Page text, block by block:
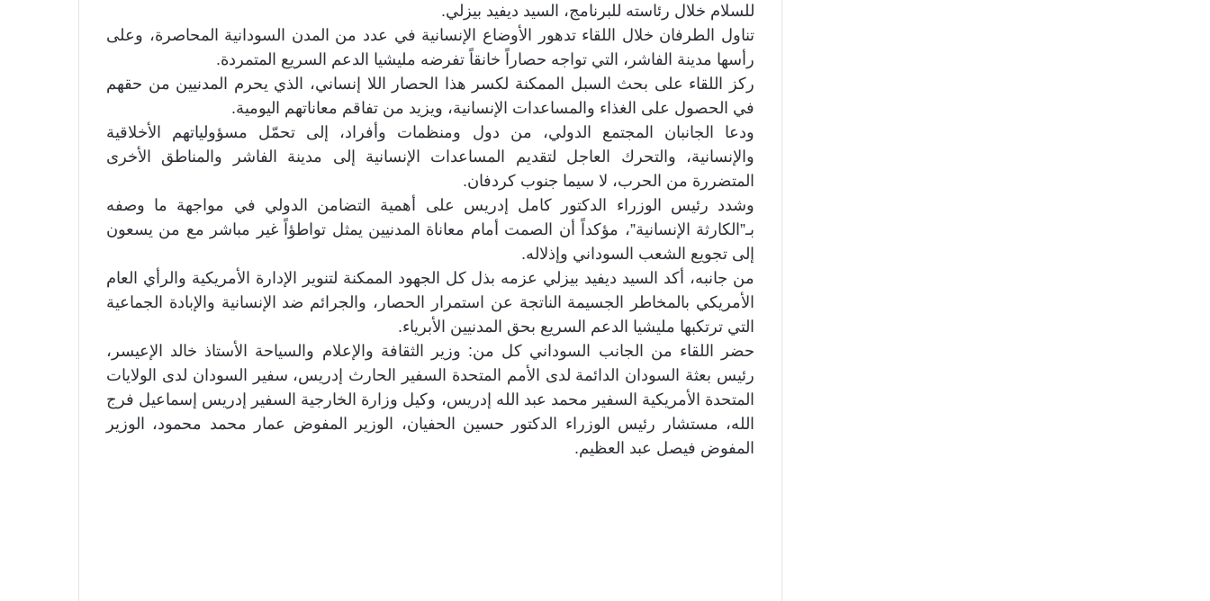
للسلام خلال رئاسته للبرنامج، السيد ديفيد بيزلي.
تناول الطرفان خلال اللقاء تدهور الأوضاع الإنسانية في عدد من المدن السودانية المحاصرة، وعلى
رأسها مدينة الفاشر، التي تواجه حصاراً خانقاً تفرضه مليشيا الدعم السريع المتمردة.
ركز اللقاء على بحث السبل الممكنة لكسر هذا الحصار اللا إنساني، الذي يحرم المدنيين من حقهم
في الحصول على الغذاء والمساعدات الإنسانية، ويزيد من تفاقم معاناتهم اليومية.
ودعا الجانبان المجتمع الدولي، من دول ومنظمات وأفراد، إلى تحمّل مسؤولياتهم الأخلاقية
والإنسانية، والتحرك العاجل لتقديم المساعدات الإنسانية إلى مدينة الفاشر والمناطق الأخرى
المتضررة من الحرب، لا سيما جنوب كردفان.
وشدد رئيس الوزراء الدكتور كامل إدريس على أهمية التضامن الدولي في مواجهة ما وصفه
بـ”الكارثة الإنسانية”، مؤكداً أن الصمت أمام معاناة المدنيين يمثل تواطؤاً غير مباشر مع من يسعون
إلى تجويع الشعب السوداني وإذلاله.
من جانبه، أكد السيد ديفيد بيزلي عزمه بذل كل الجهود الممكنة لتنوير الإدارة الأمريكية والرأي العام
الأمريكي بالمخاطر الجسيمة الناتجة عن استمرار الحصار، والجرائم ضد الإنسانية والإبادة الجماعية
التي ترتكبها مليشيا الدعم السريع بحق المدنيين الأبرياء.
حضر اللقاء من الجانب السوداني كل من: وزير الثقافة والإعلام والسياحة الأستاذ خالد الإعيسر،
رئيس بعثة السودان الدائمة لدى الأمم المتحدة السفير الحارث إدريس، سفير السودان لدى الولايات
المتحدة الأمريكية السفير محمد عبد الله إدريس، وكيل وزارة الخارجية السفير إدريس إسماعيل فرج
الله، مستشار رئيس الوزراء الدكتور حسين الحفيان، الوزير المفوض عمار محمد محمود، الوزير
المفوض فيصل عبد العظيم.